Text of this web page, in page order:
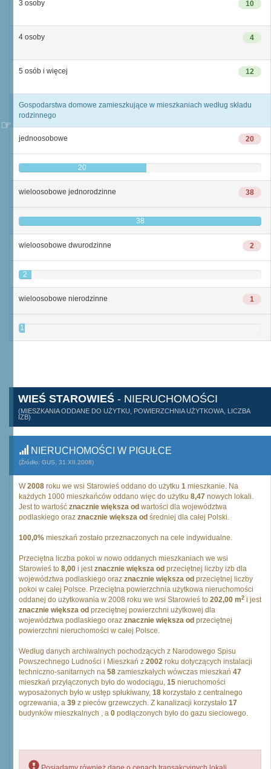
10
3 osoby
4
4 osoby
12
5 osób i więcej
Gospodarstwa domowe zamieszkujące w mieszkaniach według składu
rodzinnego
20
jednoosobowe
20
38
wieloosobowe jednorodzinne
38
2
wieloosobowe dwurodzinne
2
1
wieloosobowe nierodzinne
1
WIEŚ STAROWIEŚ - NIERUCHOMOŚCI
(MIESZKANIA ODDANE DO UŻYTKU, POWIERZCHNIA UŻYTKOWA, LICZBA
IZB)
NIERUCHOMOŚCI W PIGUŁCE
(Źródło: GUS, 31.XII.2008)
W2008 roku we wsi Starowieś oddano do użytku 1 mieszkanie. Na
każdych 1000 mieszkańców oddano więc do użytku 8,47 nowych lokali.
Jest to wartość znacznie większa od wartości dla województwa
podlaskiego oraz znacznie większa od średniej dla całej Polski.
100,0% mieszkań zostało przeznaczonych na cele indywidualne.
Przeciętna liczba pokoi w nowo oddanych mieszkaniach we wsi
Starowieś to 8,00 i jestznacznie większa od przeciętnej liczby izb dla
województwa podlaskiego oraz znacznie większa od przeciętnej liczby
pokoi w całej Polsce. Przeciętna powierzchnia użytkowa nieruchomości
oddanej do użytkowania w 2008 roku we wsi Starowieś to 202,00 m2 i jest
znacznie większa od przeciętnej powierzchni użytkowej dla
województwa podlaskiego oraz znacznie większa od przeciętnej
powierzchni nieruchomości w całej Polsce.
Według danych archiwalnych pochodzących z Narodowego Spisu
Powszechnego Ludności i Mieszkań z 2002 roku dotyczących instalacji
techniczno-sanitarnych na 58 zamieszkałych wówczas mieszkań 47
mieszkań przyłączonych było do wodociągu, 15 nieruchomości
wyposażonych było w ustęp spłukiwany, 18 korzystało z centralnego
ogrzewania, a 39 z pieców grzewczych. Z kanalizacji korzystało 17
budynków mieszkalnych , a 0 podłączonych było do gazu sieciowego.